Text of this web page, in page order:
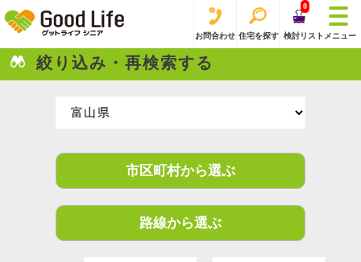
お問合わせ 住宅を探す
0
検討リスト メニュー
絞り込み・再検索する
市区町村から選ぶ
路線から選ぶ